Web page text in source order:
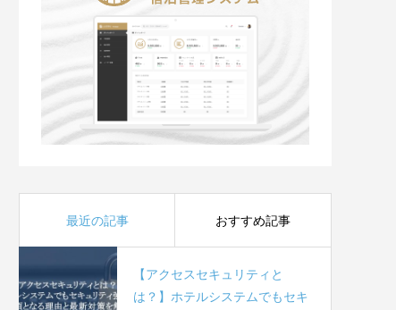
最近の記事 おすすめ記事
【アクセスセキュリティと
は？】ホテルシステムでもセキ